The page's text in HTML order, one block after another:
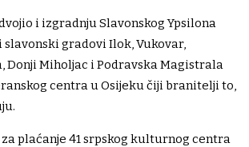
i izgradnju Slavonskog Ypsilona
slavonski gradovi Ilok, Vukovar,
Donji Miholjac i Podravska Magistrala
centra u Osijeku čiji branitelji to,
plaćanje 41 srpskog kulturnog centra